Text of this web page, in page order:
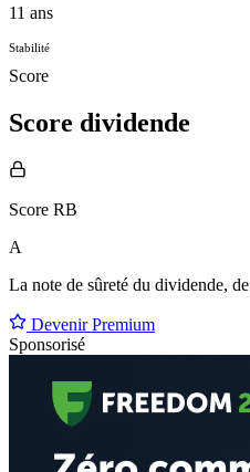
11 ans
Stabilité
Score
Score dividende
Score RB
A
La note de sûreté du dividende, de
Devenir Premium
Sponsorisé